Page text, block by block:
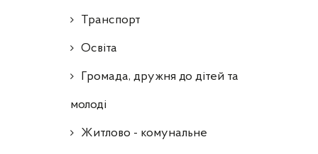
Транспорт
Освіта
Громада, дружня до дітей та
молоді
Житлово - комунальне